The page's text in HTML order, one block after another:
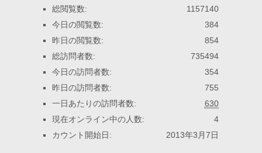
1157140
総閲覧数:
384
今日の閲覧数:
854
昨日の閲覧数:
735494
総訪問者数:
354
今日の訪問者数:
755
昨日の訪問者数:
630
一日あたりの訪問者数:
4
現在オンライン中の人数:
2013年3月7日
カウント開始日: